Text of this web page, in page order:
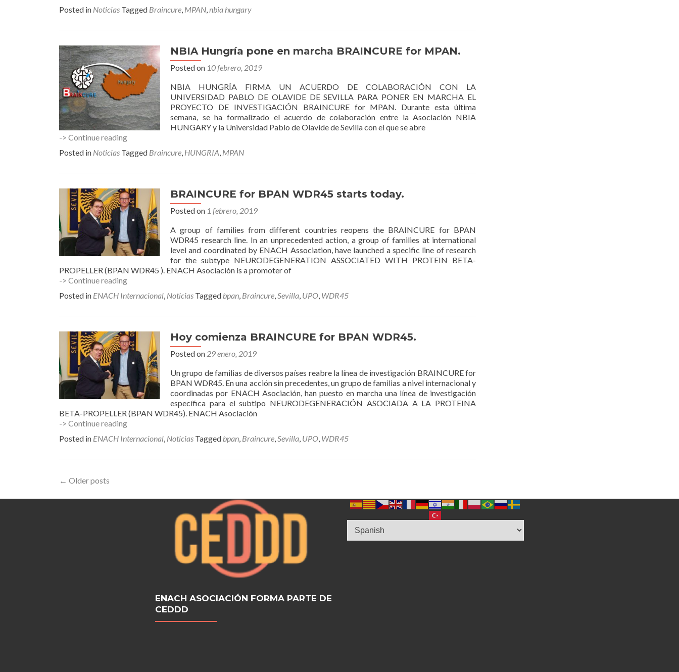
starts
MPAN.
Posted in Noticias Tagged Braincure, MPAN,nbia hungary
NBIA Hungría pone en marcha BRAINCURE for MPAN.
Posted on 10 febrero, 2019
NBIA HUNGRÍA FIRMA UN ACUERDO DE COLABORACIÓN CON LA
UNIVERSIDAD PABLO DE OLAVIDE DE SEVILLA PARA PONER EN MARCHA EL
PROYECTO DE INVESTIGACIÓN BRAINCURE for MPAN. Durante esta última
semana, se ha formalizado el acuerdo de colaboración entre la Asociación NBIA
HUNGARY y la Universidad Pablo de Olavide de Sevilla con el que se abre
-> Continue readingNBIA
pone
BRAINCURE
for
MPAN.
Posted in Noticias Tagged Braincure, HUNGRIA, MPAN
BRAINCURE for BPAN WDR45 starts today.
Posted on 1 febrero, 2019
A group of families from different countries reopens the BRAINCURE for BPAN
WDR45 research line. In an unprecedented action, a group of families at international
level and coordinated by ENACH Association, have launched a specific line of research
for the subtype NEURODEGENERATION ASSOCIATED WITH PROTEIN BETA-
PROPELLER (BPAN WDR45 ). ENACH Asociación is a promoter of
-> Continue readingBRAINCURE
BPAN
today.
Posted in ENACH Internacional, Noticias Tagged bpan, Braincure,Sevilla, UPO, WDR45
Hoy comienza BRAINCURE for BPAN WDR45.
Posted on 29 enero, 2019
Un grupo de familias de diversos países reabre la línea de investigación BRAINCURE for
BPAN WDR45. En una acción sin precedentes, un grupo de familias a nivel internacional y
coordinadas por ENACH Asociación, han puesto en marcha una línea de investigación
específica para el subtipo NEURODEGENERACIÓN ASOCIADA A LA PROTEINA
BETA-PROPELLER (BPAN WDR45). ENACH Asociación
-> Continue readingHoy
BRAINCURE
Posted in ENACH Internacional, Noticias Tagged bpan, Braincure,Sevilla, UPO, WDR45
Posts
navigation
← Older posts
ENACH ASOCIACIÓN FORMA PARTE DE
CEDDD